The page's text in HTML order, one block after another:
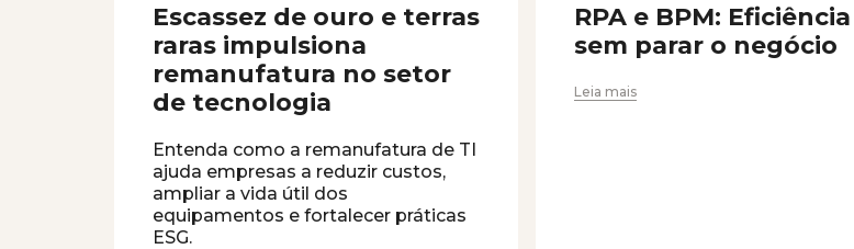
Escassez de ouro e terras
raras impulsiona
remanufatura no setor
de tecnologia
Entenda como a remanufatura de TI
ajuda empresas a reduzir custos,
ampliar a vida útil dos
equipamentos e fortalecer práticas
ESG.
RPA e BPM: Eficiência
sem parar o negócio
Leia mais